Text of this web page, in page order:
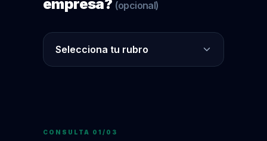
empresa? (opcional)
CONSULTA 01/03